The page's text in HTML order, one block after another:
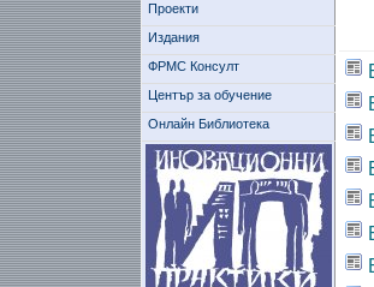
Проекти
Издания
ФРМС Консулт
Център за обучение
Онлайн Библиотека